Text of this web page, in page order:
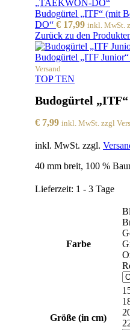
Budogürtel „ITF“ (mit
DO“ € 17,99 inkl. MwSt.
Zurück zu den
Budogürtel „ITF Junior“
Versand
TOP TEN
Budogürtel „ITF“
€ 7,99 inkl. MwSt. zzgl
inkl. MwSt. zzgl.
40 mm breit, 100 %
Lieferzeit: 1 - 3 Tage
Farbe
Größe (in cm)